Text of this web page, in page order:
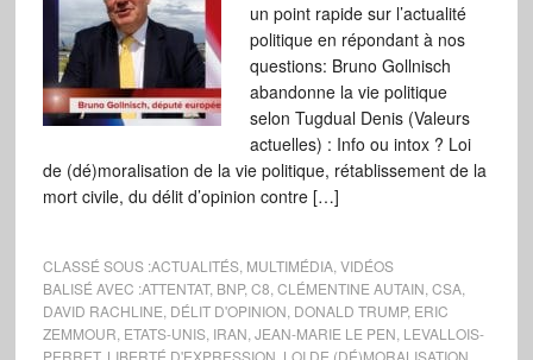
un point rapide sur l’actualité
politique en répondant à nos
questions: Bruno Gollnisch
abandonne la vie politique
selon Tugdual Denis (Valeurs
actuelles) : Info ou intox ? Loi
de (dé)moralisation de la vie politique, rétablissement de la
mort civile, du délit d’opinion contre […]
CLASSÉ SOUS :ACTUALITÉS, MULTIMÉDIA, VIDÉOS
BALISÉ AVEC :ATTENTAT, BNP, C8 CLÉMENTINE AUTAIN CSA,
DAVID RACHLINE DÉLIT D'OPINION DONALD TRUMP, ERIC
ZEMMOUR ETATS-UNIS, IRAN JEAN-MARIE LE PEN LEVALLOIS-
PERRET, LIBERTÉ D'EXPRESSION LOI DE (DÉ)MORALISATION